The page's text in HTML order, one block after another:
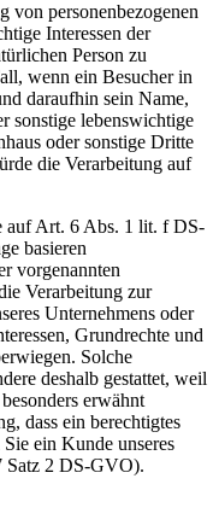
von personenbezogenen
Interessen der
Person zu
wenn ein Besucher in
daraufhin sein Name,
sonstige lebenswichtige
oder sonstige Dritte
die Verarbeitung auf
auf Art. 6 Abs. 1 lit. f DS-
basieren
vorgenannten
Verarbeitung zur
Unternehmens oder
Grundrechte und
Solche
deshalb gestattet, weil
erwähnt
dass ein berechtigtes
ein Kunde unseres
Satz 2 DS-GVO).